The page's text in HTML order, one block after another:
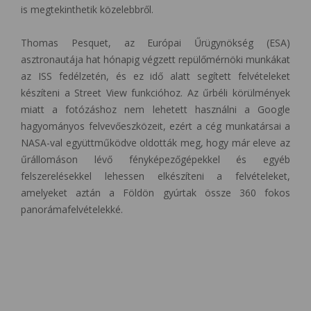
is megtekinthetik közelebbről.
Thomas Pesquet, az Európai Űrügynökség (ESA)
asztronautája hat hónapig végzett repülőmérnöki munkákat
az ISS fedélzetén, és ez idő alatt segített felvételeket
készíteni a Street View funkcióhoz. Az űrbéli körülmények
miatt a fotózáshoz nem lehetett használni a Google
hagyományos felvevőeszközeit, ezért a cég munkatársai a
NASA-val együttműködve oldották meg, hogy már eleve az
űrállomáson lévő fényképezőgépekkel és egyéb
felszerelésekkel lehessen elkészíteni a felvételeket,
amelyeket aztán a Földön gyúrtak össze 360 fokos
panorámafelvételekké.